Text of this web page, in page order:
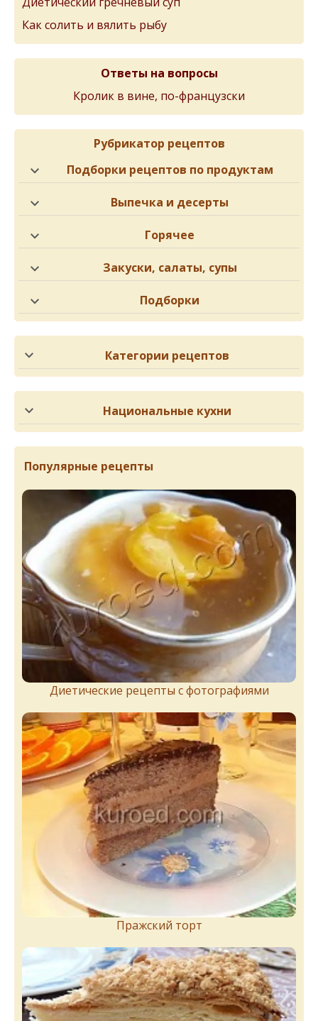
Как солить и вялить рыбу
Ответы на вопросы
Кролик в вине, по-французски
Рубрикатор рецептов
Подборки рецептов по продуктам
Выпечка и десерты
Горячее
Закуски, салаты, супы
Подборки
Категории рецептов
Национальные кухни
Популярные рецепты
Диетические рецепты с фотографиями
Пражский торт